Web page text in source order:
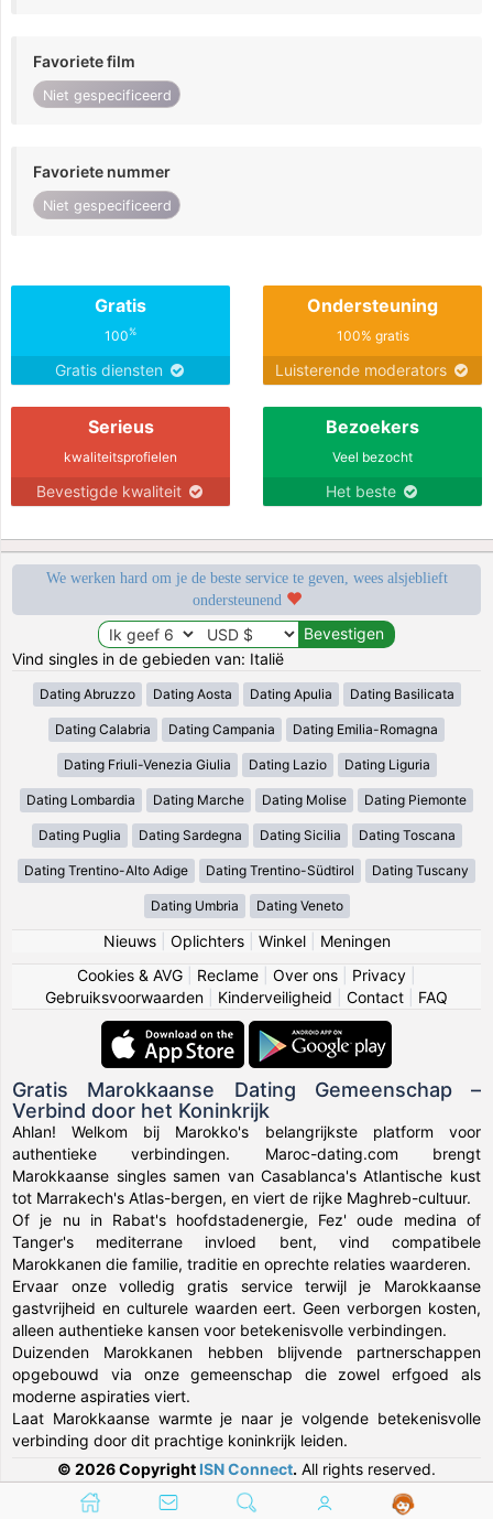
Favoriete film
Niet gespecificeerd
Favoriete nummer
Niet gespecificeerd
Gratis
100%
Gratis diensten
Ondersteuning
100% gratis
Luisterende moderators
Serieus
kwaliteitsprofielen
Bevestigde kwaliteit
Bezoekers
Veel bezocht
Het beste
We werken hard om je de beste service te geven, wees alsjeblieft
ondersteunend
Vind singles in de gebieden van: Italië
Dating Abruzzo Dating Aosta Dating Apulia Dating Basilicata
Dating Calabria Dating Campania Dating Emilia-Romagna
Dating Friuli-Venezia Giulia Dating Lazio Dating Liguria
Dating Lombardia Dating Marche Dating Molise Dating Piemonte
Dating Puglia Dating Sardegna Dating Sicilia Dating Toscana
Dating Trentino-Alto Adige Dating Trentino-Südtirol Dating Tuscany
Dating Umbria Dating Veneto
Nieuws| Oplichters| Winkel| Meningen
Cookies & AVG
Reclame Over ons Privacy
Gebruiksvoorwaarden
Kinderveiligheid Contact FAQ
Gratis Marokkaanse Dating Gemeenschap –
Verbind door het Koninkrijk
Ahlan! Welkom bij Marokko's belangrijkste platform voor
authentieke verbindingen. Maroc-dating.com brengt
Marokkaanse singles samen van Casablanca's Atlantische kust
tot Marrakech's Atlas-bergen, en viert de rijke Maghreb-cultuur.
Of je nu in Rabat's hoofdstadenergie, Fez' oude medina of
Tanger's mediterrane invloed bent, vind compatibele
Marokkanen die familie, traditie en oprechte relaties waarderen.
Ervaar onze volledig gratis service terwijl je Marokkaanse
gastvrijheid en culturele waarden eert. Geen verborgen kosten,
alleen authentieke kansen voor betekenisvolle verbindingen.
Duizenden Marokkanen hebben blijvende partnerschappen
opgebouwd via onze gemeenschap die zowel erfgoed als
moderne aspiraties viert.
Laat Marokkaanse warmte je naar je volgende betekenisvolle
verbinding door dit prachtige koninkrijk leiden.
© 2026 Copyright ISN Connect. All rights reserved.